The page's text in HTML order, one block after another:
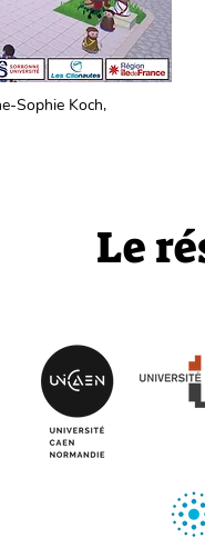
Sophie Koch,
Le